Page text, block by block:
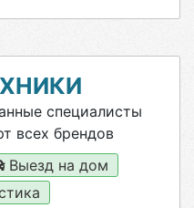
специалисты
всех брендов
Выезд на дом